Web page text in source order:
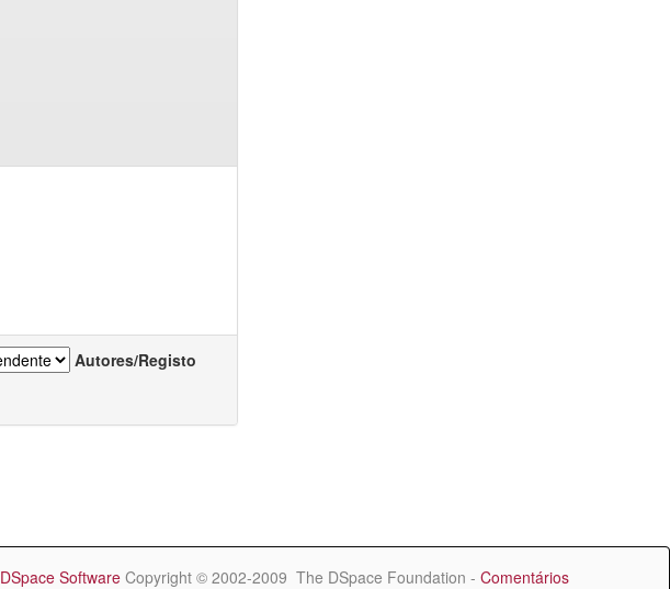
Autores/Registo
DSpace Software Copyright © 2002-2009 The DSpace Foundation - Comentários